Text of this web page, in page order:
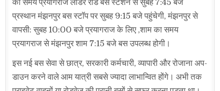
का समय प्रयागराज लीडर रोड बस स्टेशन से सुबह 7:45 बजे
प्रस्थान मंझनपुर बस स्टॉप पर सुबह 9:15 बजे पहुंचेगी, मंझनपुर से
वापसी: सुबह 10:00 बजे प्रयागराज के लिए ,शाम का समय
प्रयागराज से मंझनपुर शाम 7:15 बजे बस उपलब्ध होगी।
इस नई बस सेवा से छात्र, सरकारी कर्मचारी, व्यापारी और रोजाना अप-
डाउन करने वाले आम यात्री सबसे ज्यादा लाभान्वित होंगे। अभी तक